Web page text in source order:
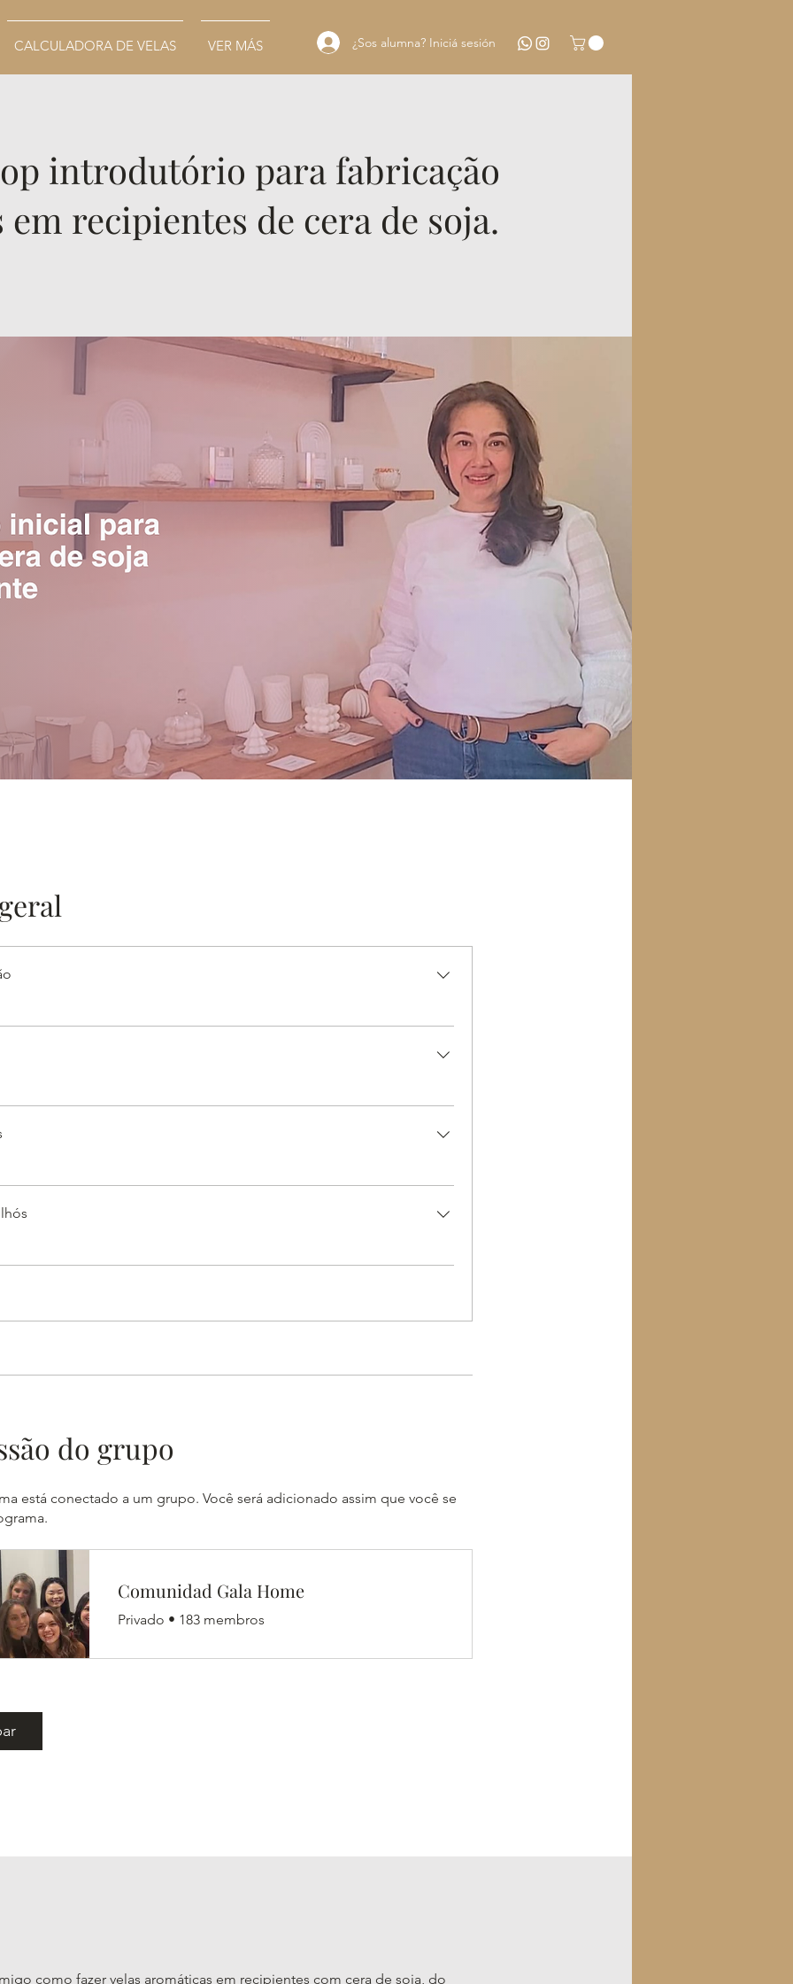
CALCULADORA DE VELAS VER MÁS ¿Sos alumna? Iniciá sesión
introdutório para fabricação
em recipientes de cera de soja.
do grupo
está conectado a um grupo. Você será adicionado assim que você se
Comunidad Gala Home
Privado • 183 membros
como fazer velas aromáticas em recipientes com cera de soja, do